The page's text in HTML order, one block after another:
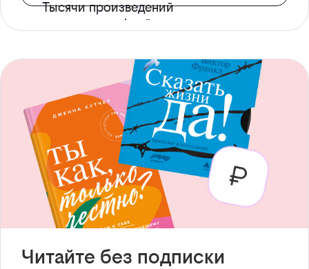
Тысячи произведений
с доступом офлайн
Читайте без подписки